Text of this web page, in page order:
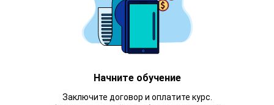
Начните обучение
Заключите договор и оплатите курс.